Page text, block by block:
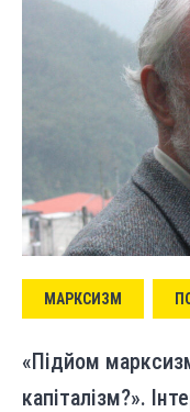
МАРКСИЗМ
«Підйом
капіталізм?».